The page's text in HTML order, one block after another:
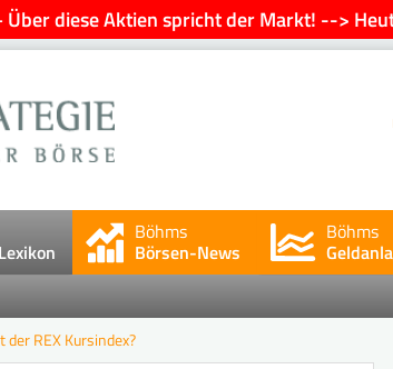
Über diese Aktien spricht der Markt! -->
Böhms
Börsen-News
Böhms
der REX Kursindex?